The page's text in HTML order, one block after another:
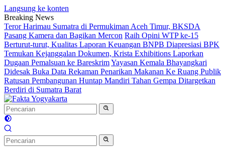
Langsung ke konten
Breaking News
Teror Harimau Sumatra di Permukiman Aceh Timur, BKSDA
Pasang Kamera dan Bagikan Mercon Raih Opini WTP ke-15
Berturut-turut, Kualitas Laporan Keuangan BNPB Diapresiasi BPK
Temukan Kejanggalan Dokumen, Krista Exhibitions Laporkan
Dugaan Pemalsuan ke BareskrimYayasan Kemala Bhayangkari
Didesak Buka Data Rekaman Penarikan Makanan Ke Ruang Publik
Ratusan Pembangunan Huntap Mandiri Tahan Gempa Ditargetkan
Berdiri di Sumatra Barat